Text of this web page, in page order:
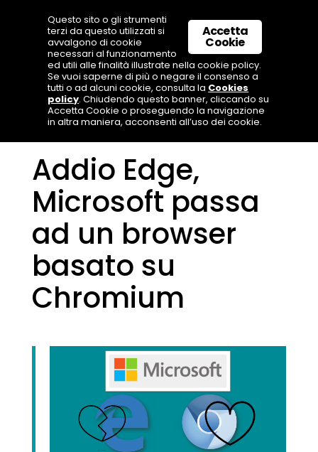
Addio Edge,
Microsoft passa
ad un browser
basato su
Chromium
Accetta
Cookie
Questo sito o gli strumenti
terzi da questo utilizzati si
avvalgono di cookie
necessari al funzionamento
ed utili alle finalità illustrate nella cookie policy.
Se vuoi saperne di più o negare il consenso a
tutti o ad alcuni cookie, consulta la Cookies
policy. Chiudendo questo banner, cliccando su
Accetta Cookie o proseguendo la navigazione
in altra maniera, acconsenti all’uso dei cookie.